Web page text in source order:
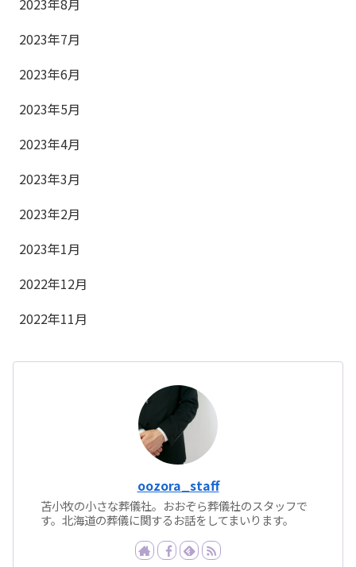
2023年7月
2023年6月
2023年5月
2023年4月
2023年3月
2023年2月
2023年1月
2022年12月
2022年11月
oozora_staff
苫小牧の小さな葬儀社。おおぞら葬儀社のスタッフで
す。北海道の葬儀に関するお話をしてまいります。